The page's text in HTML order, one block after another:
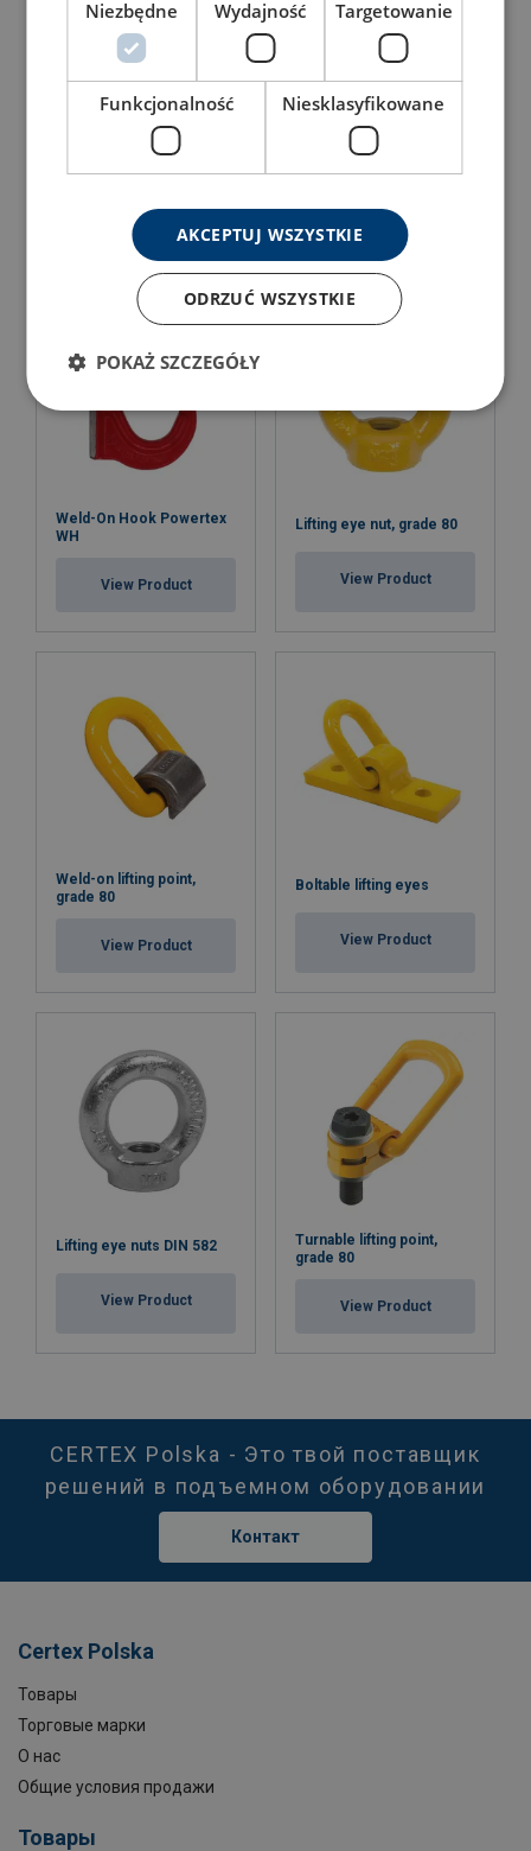
Lifting Point Powertex
LPS
View Product
Lifting Point Weldable
Powertex LPW
View Product
Weld-On Hook Powertex
WH
View Product
Lifting eye nut, grade 80
View Product
Weld-on lifting point,
grade 80
View Product
Boltable lifting eyes
View Product
Lifting eye nuts DIN 582
View Product
Turnable lifting point,
grade 80
View Product
CERTEX Polska - Это твой поставщик
решений в подъемном оборудовании
Контакт
Certex Polska
Товары
Торговые марки
О нас
Общие условия продажи
Товары
Niezbędne Wydajność Targetowanie
Funkcjonalność Niesklasyfikowane
AKCEPTUJ WSZYSTKIE
ODRZUĆ WSZYSTKIE
POKAŻ SZCZEGÓŁY